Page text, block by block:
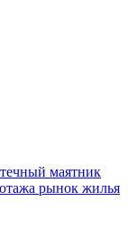
маятник
рынок жилья